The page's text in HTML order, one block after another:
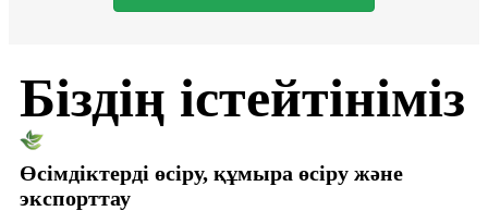
Біздің істейтініміз
Өсімдіктерді өсіру, құмыра өсіру және
экспорттау